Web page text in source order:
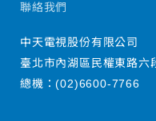
聯絡我們
中天電視股份有限公司
臺北市內湖區民權東路六
總機：(02)6600-7766